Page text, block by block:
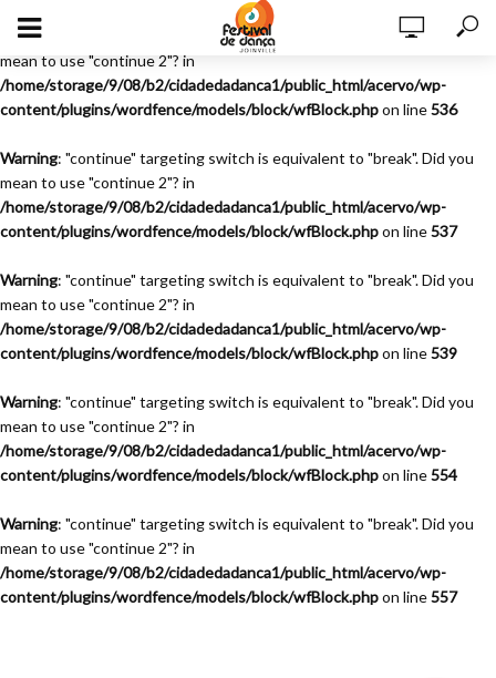
Warning
: "continue" targeting switch is equivalent to "break". Did you
mean to use "continue 2"? in
/home/storage/9/08/b2/cidadedadanca1/public_html/acervo/wp-
content/plugins/wordfence/models/block/wfBlock.phpon line536
Warning: "continue" targeting switch is equivalent to "break". Did you
mean to use "continue 2"? in
/home/storage/9/08/b2/cidadedadanca1/public_html/acervo/wp-
content/plugins/wordfence/models/block/wfBlock.phpon line537
Warning: "continue" targeting switch is equivalent to "break". Did you
mean to use "continue 2"? in
/home/storage/9/08/b2/cidadedadanca1/public_html/acervo/wp-
content/plugins/wordfence/models/block/wfBlock.phpon line539
Warning: "continue" targeting switch is equivalent to "break". Did you
mean to use "continue 2"? in
/home/storage/9/08/b2/cidadedadanca1/public_html/acervo/wp-
content/plugins/wordfence/models/block/wfBlock.phpon line554
Warning: "continue" targeting switch is equivalent to "break". Did you
mean to use "continue 2"? in
/home/storage/9/08/b2/cidadedadanca1/public_html/acervo/wp-
content/plugins/wordfence/models/block/wfBlock.phpon line557